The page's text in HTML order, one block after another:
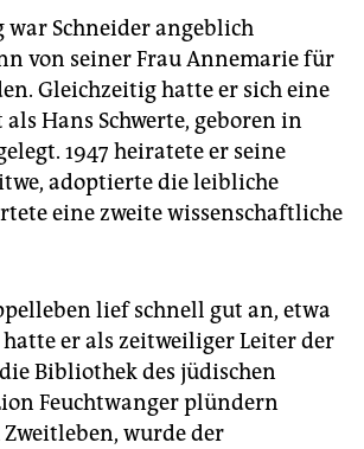
war Schneider angeblich
von seiner Frau Annemarie für
Gleichzeitig hatte er sich eine
Hans Schwerte, geboren in
1947 heiratete er seine
adoptierte die leibliche
eine zweite wissenschaftliche
lief schnell gut an, etwa
er als zeitweiliger Leiter der
Bibliothek des jüdischen
Feuchtwanger plündern
wurde der